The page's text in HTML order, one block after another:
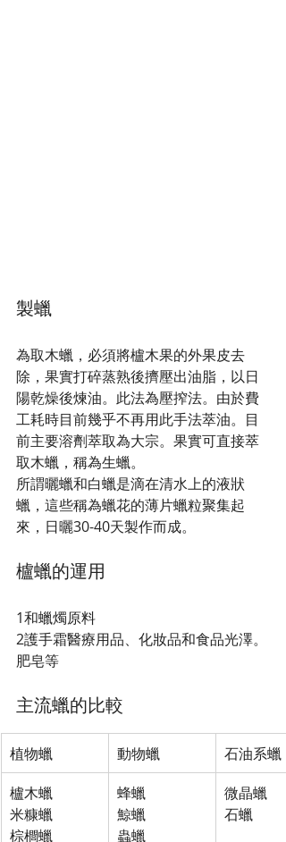
製蠟
為取木蠟，必須將櫨木果的外果皮去
除，果實打碎蒸熟後擠壓出油脂，以日
陽乾燥後煉油。此法為壓搾法。由於費
工耗時目前幾乎不再用此手法萃油。目
前主要溶劑萃取為大宗。果實可直接萃
取木蠟，稱為生蠟。
所謂曬蠟和白蠟是滴在清水上的液狀
蠟，這些稱為蠟花的薄片蠟粒聚集起
來，日曬30-40天製作而成。
櫨蠟的運用
1和蠟燭原料
2護手霜醫療用品、化妝品和食品光澤。
肥皂等
主流蠟的比較
植物蠟 動物蠟
石油系蠟
櫨木蠟
米糠蠟
棕櫚蠟
蜂蠟
鯨蠟
蟲蠟
微晶蠟
石蠟